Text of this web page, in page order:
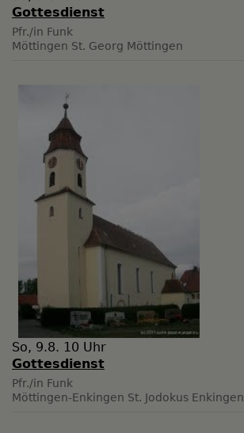
Gottesdienst
Pfr./in Funk
Möttingen St. Georg Möttingen
So, 9.8. 10 Uhr
Gottesdienst
Pfr./in Funk
Möttingen-Enkingen St. Jodokus Enkingen